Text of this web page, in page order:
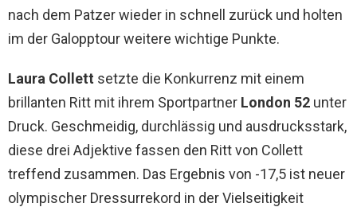
nach dem Patzer wieder in schnell zurück und holten
im der Galopptour weitere wichtige Punkte.
Laura Collett setzte die Konkurrenz mit einem
brillanten Ritt mit ihrem Sportpartner London 52 unter
Druck. Geschmeidig, durchlässig und ausdrucksstark,
diese drei Adjektive fassen den Ritt von Collett
treffend zusammen. Das Ergebnis von -17,5 ist neuer
olympischer Dressurrekord in der Vielseitigkeit